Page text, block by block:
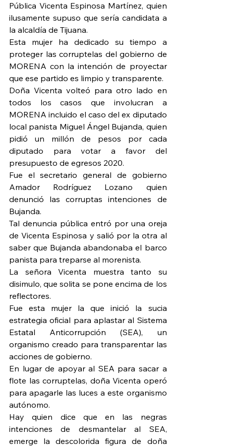
Pública Vicenta Espinosa Martínez, quien
ilusamente supuso que sería candidata a
la alcaldía de Tijuana.
Esta mujer ha dedicado su tiempo a
proteger las corruptelas del gobierno de
MORENA con la intención de proyectar
que ese partido es limpio y transparente.
Doña Vicenta volteó para otro lado en
todos los casos que involucran a
MORENA incluido el caso del ex diputado
local panista Miguel Ángel Bujanda, quien
pidió un millón de pesos por cada
diputado para votar a favor del
presupuesto de egresos 2020.
Fue el secretario general de gobierno
Amador Rodríguez Lozano quien
denunció las corruptas intenciones de
Bujanda.
Tal denuncia pública entró por una oreja
de Vicenta Espinosa y salió por la otra al
saber que Bujanda abandonaba el barco
panista para treparse al morenista.
La señora Vicenta muestra tanto su
disimulo, que solita se pone encima de los
reflectores.
Fue esta mujer la que inició la sucia
estrategia oficial para aplastar al Sistema
Estatal Anticorrupción (SEA), un
organismo creado para transparentar las
acciones de gobierno.
En lugar de apoyar al SEA para sacar a
flote las corruptelas, doña Vicenta operó
para apagarle las luces a este organismo
autónomo.
Hay quien dice que en las negras
intenciones de desmantelar al SEA,
emerge la descolorida figura de doña